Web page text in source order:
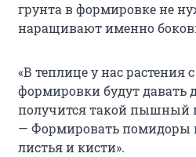
грунта в формировке не
наращивают именно
«В теплице у нас
формировки будут давать
получится такой пышный
— Формировать помидоры
листья и кисти».